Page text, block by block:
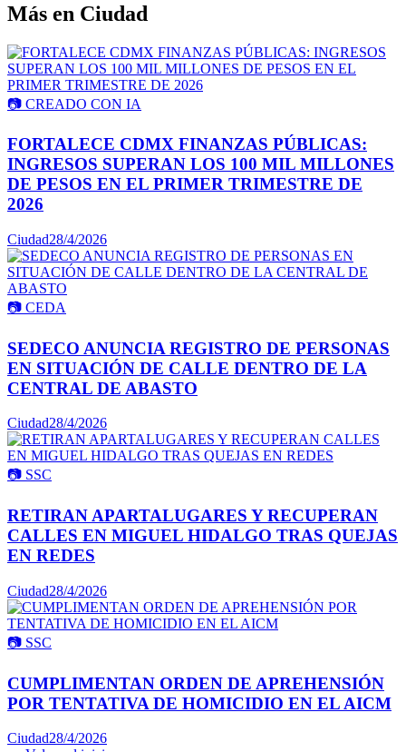
Más en Ciudad
📷 CREADO CON IA
FORTALECE CDMX FINANZAS PÚBLICAS:
INGRESOS SUPERAN LOS 100 MIL MILLONES
DE PESOS EN EL PRIMER TRIMESTRE DE
2026
Ciudad28/4/2026
📷 CEDA
SEDECO ANUNCIA REGISTRO DE PERSONAS
EN SITUACIÓN DE CALLE DENTRO DE LA
CENTRAL DE ABASTO
Ciudad28/4/2026
📷 SSC
RETIRAN APARTALUGARES Y RECUPERAN
CALLES EN MIGUEL HIDALGO TRAS QUEJAS
EN REDES
Ciudad28/4/2026
📷 SSC
CUMPLIMENTAN ORDEN DE APREHENSIÓN
POR TENTATIVA DE HOMICIDIO EN EL AICM
Ciudad28/4/2026